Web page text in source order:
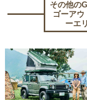
その他の
ゴーア
ーエ